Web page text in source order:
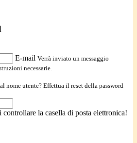
E-mail Verrà inviato un messaggio
necessarie.
nome utente? Effettua il reset della password
la casella di posta elettronica!